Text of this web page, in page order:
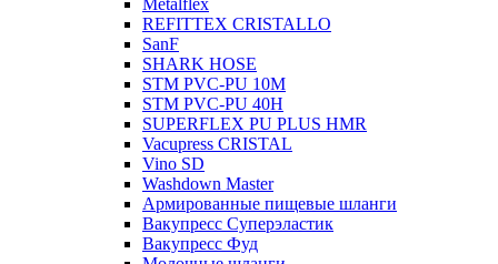
Metalflex
REFITTEX CRISTALLO
SanF
SHARK HOSE
STM PVC-PU 10M
STM PVC-PU 40H
SUPERFLEX PU PLUS HMR
Vacupress CRISTAL
Vino SD
Washdown Master
Армированные пищевые шланги
Вакупресс Суперэластик
Вакупресс Фуд